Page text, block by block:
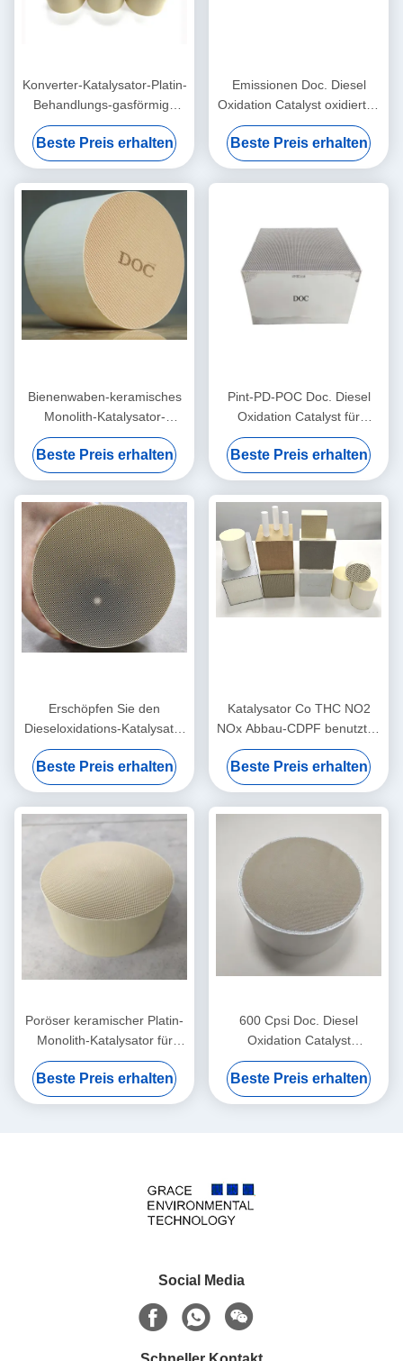
Konverter-Katalysator-Platin-
Behandlungs-gasförmige
Schadstoffe Cdpf
Störungsbesuchs Doc.
Diesel Oxidation Catalytic
Beste Preis erhalten
Emissionen Doc. Diesel
Oxidation Catalyst oxidierten
Euro-III IV V für Katalysator
Beste Preis erhalten
Bienenwaben-keramisches
Monolith-Katalysator-
Substrat des Platin-Doc.
Diesel Oxidation Catalyst
Nox Pint
Beste Preis erhalten
Pint-PD-POC Doc. Diesel
Oxidation Catalyst für
Fahrzeuge 3" 4" 300 Cpsi
Euro 3 4 5
Beste Preis erhalten
Erschöpfen Sie den
Dieseloxidations-Katalysator
Doc. CCRT CDPF
schädliches Endstück-Gas-
Dieselbus-LKWs behandelnd
Beste Preis erhalten
Katalysator Co THC NO2
NOx Abbau-CDPF benutzt in
Doc. Continuous Passive
Regeneration
Beste Preis erhalten
Poröser keramischer Platin-
Monolith-Katalysator für
Dieselmotor-Euro 5 V
Beste Preis erhalten
600 Cpsi Doc. Diesel
Oxidation Catalyst
Verbrennungs-Oxidations-
Dieselmotor-Katalysator im
LKW
Beste Preis erhalten
Social Media